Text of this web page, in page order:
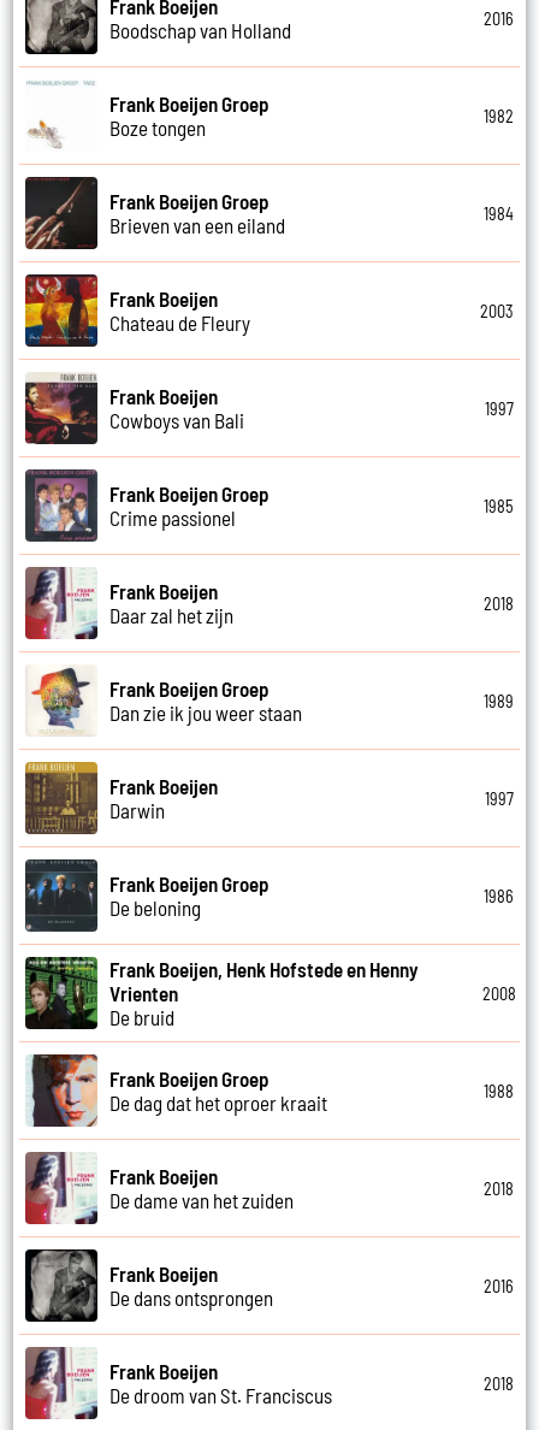
Frank Boeijen
Boodschap van Holland
2016
Frank Boeijen Groep
Boze tongen
1982
Frank Boeijen Groep
Brieven van een eiland
1984
Frank Boeijen
Chateau de Fleury
2003
Frank Boeijen
Cowboys van Bali
1997
Frank Boeijen Groep
Crime passionel
1985
Frank Boeijen
Daar zal het zijn
2018
Frank Boeijen Groep
Dan zie ik jou weer staan
1989
Frank Boeijen
Darwin
1997
Frank Boeijen Groep
De beloning
1986
Frank Boeijen, Henk Hofstede en Henny
Vrienten
De bruid
2008
Frank Boeijen Groep
De dag dat het oproer kraait
1988
Frank Boeijen
De dame van het zuiden
2018
Frank Boeijen
De dans ontsprongen
2016
Frank Boeijen
De droom van St. Franciscus
2018